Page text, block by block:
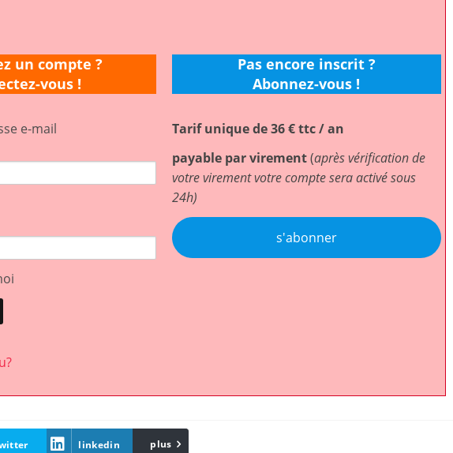
un compte ?
vous !
e-mail
Pas encore inscrit ?
Abonnez-vous !
Tarif unique de 36 € ttc / an
payable par virement(après vérification de
votre virement votre compte sera activé sous
24h)
s'abonner
linkedin Email
plus